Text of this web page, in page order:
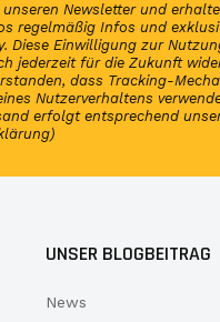
Newsletter und
regelmäßig Infos und
Diese Einwilligung zur
jederzeit für die Zukunft
dass Tracking-
Nutzerverhaltens
erfolgt entsprechend
UNSER BLOGBEITRAG
News